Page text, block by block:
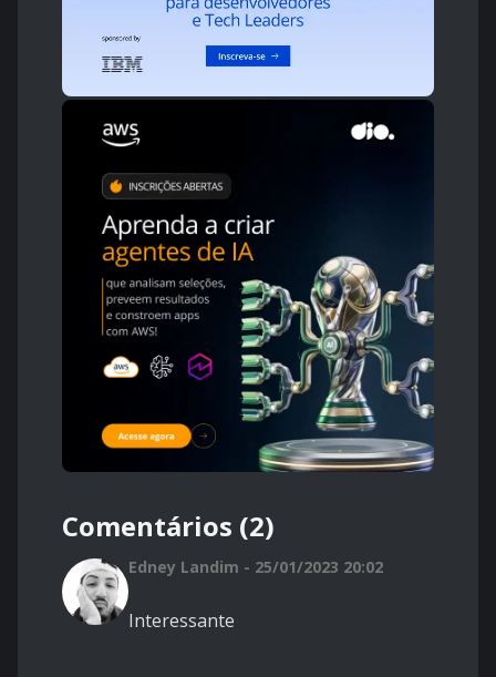
Comentários (2)
Edney Landim - 25/01/2023 20:02
Interessante